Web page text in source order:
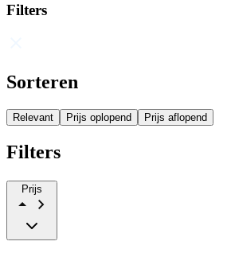
Filters
Sorteren
Relevant Prijs oplopend Prijs aflopend
Filters
Prijs